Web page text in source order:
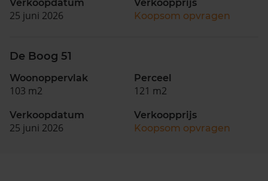
Verkoopdatum
25 juni 2026
Verkoopprijs
Koopsom opvragen
De Boog 51
Woonoppervlak
103 m2
Perceel
121 m2
Verkoopdatum
25 juni 2026
Verkoopprijs
Koopsom opvragen